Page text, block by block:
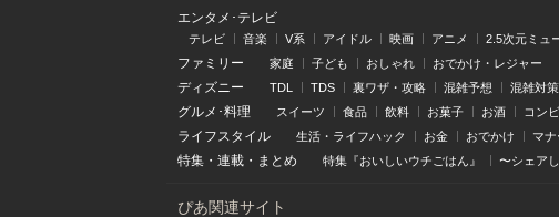
エンタメ･テレビ
テレビ 音楽 V系 アイドル 映画 アニメ 2.5次元ミュ
ファミリー 家庭 子ども おしゃれ おでかけ・レジャー
ディズニー TDL TDS 裏ワザ・攻略 混雑予想 混雑対策
グルメ･料理 スイーツ 食品 飲料 お菓子 お酒 コン
ライフスタイル 生活・ライフハック お金 おでかけ マ
特集 ・ 連載 ・ まとめ 特集『おいしいウチごはん』 〜シェア
ぴあ関連サイト